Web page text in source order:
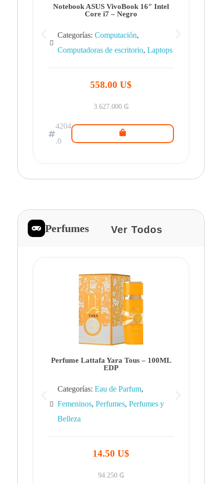
Notebook ASUS VivoBook 16″ Intel
Core i7 – Negro
Categorías: Computación,
Computadoras de escritorio, Laptops
558.00 U$
3.627.000 ₲
4204
.0
Perfumes Ver Todos
Perfume Lattafa Yara Tous – 100ML
EDP
Categorías: Eau de Parfum,
Femeninos, Perfumes, Perfumes y
Belleza
14.50 U$
94.250 ₲